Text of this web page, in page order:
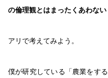
の倫理観とはまったくあわない
アリで考えてみよう。
僕が研究している「農業をす